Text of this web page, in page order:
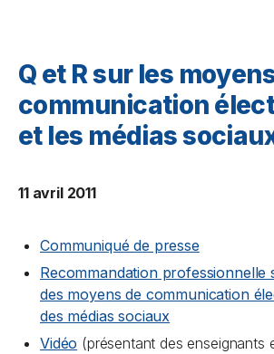
Q et R sur les
communication
et les médias
11 avril 2011
Communiqué de presse
Recommandation professionnelle
des moyens de communication
des médias sociaux
Vidéo (présentant des enseignants